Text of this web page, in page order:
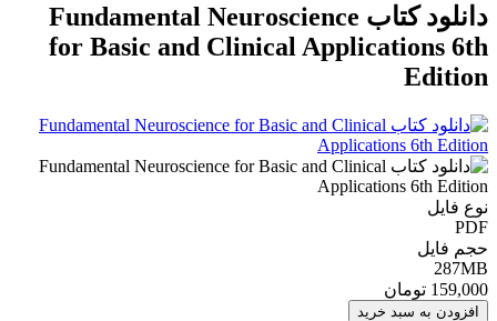
دانلود کتاب Fundamental Neuroscience
for Basic and Clinical Applications 6th
Edition
نوع فایل
PDF
حجم فایل
287MB
159,000 تومان
افزودن به سبد خرید